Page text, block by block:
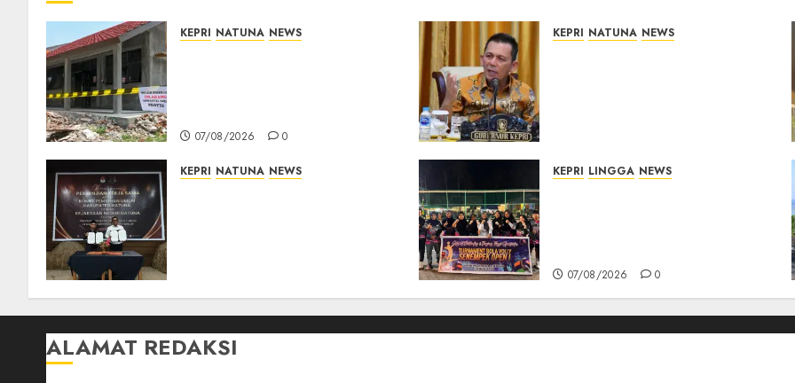
KEPRI NATUNA NEWS
07/08/2026 0
KEPRI NATUNA NEWS
KEPRI NATUNA NEWS
07/08/2026 0
KEPRI LINGGA NEWS
07/08/2026 0
ALAMAT REDAKSI